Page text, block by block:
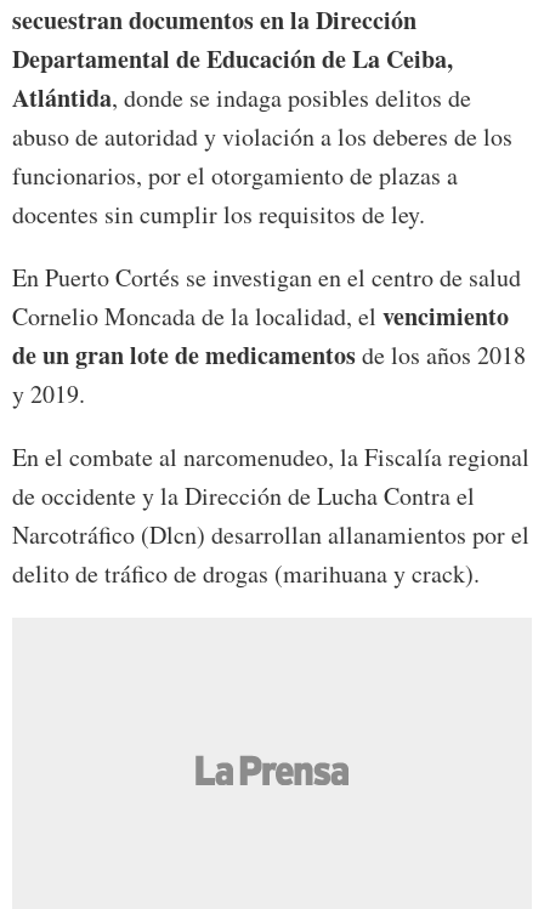
secuestran documentos en la Dirección
Departamental de Educación de La Ceiba,
Atlántida, donde se indaga posibles delitos de
abuso de autoridad y violación a los deberes de los
funcionarios, por el otorgamiento de plazas a
docentes sin cumplir los requisitos de ley.
En Puerto Cortés se investigan en el centro de salud
Cornelio Moncada de la localidad, el vencimiento
de un gran lote de medicamentosde los años 2018
y 2019.
En el combate al narcomenudeo, la Fiscalía regional
de occidente y la Dirección de Lucha Contra el
Narcotráfico (Dlcn) desarrollan allanamientos por el
delito de tráfico de drogas (marihuana y crack).